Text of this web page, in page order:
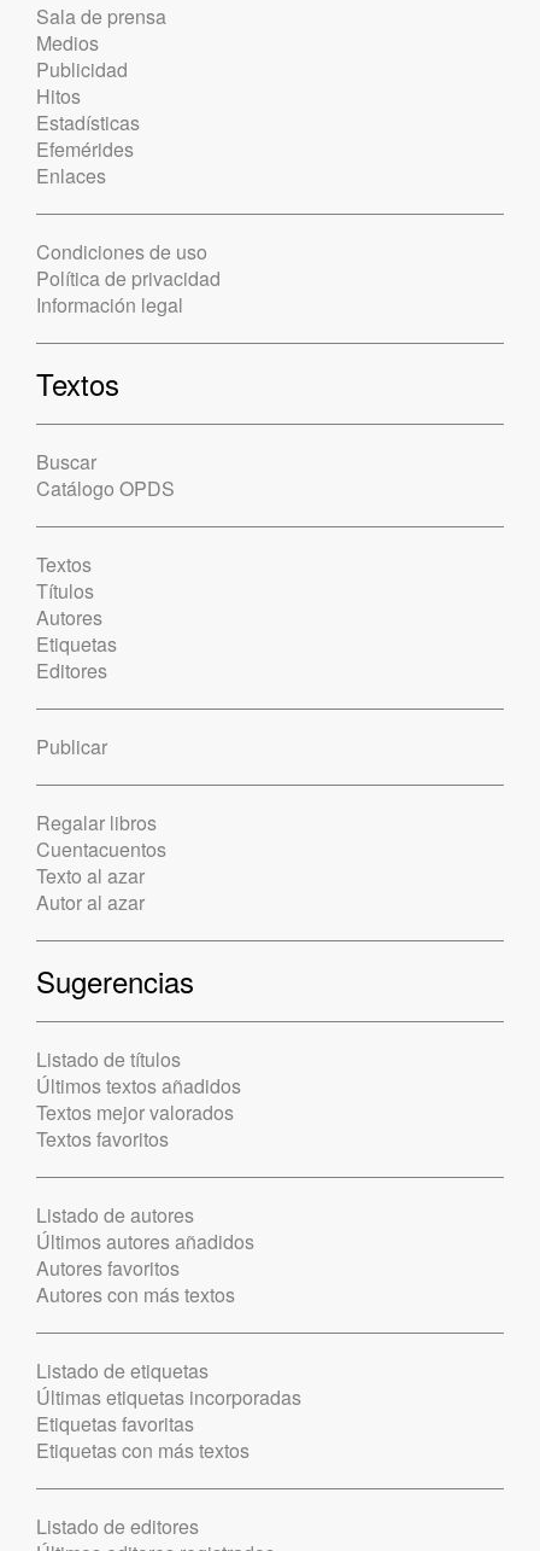
Sala de prensa
Medios
Publicidad
Hitos
Estadísticas
Efemérides
Enlaces
Condiciones de uso
Política de privacidad
Información legal
Textos
Buscar
Catálogo OPDS
Textos
Títulos
Autores
Etiquetas
Editores
Publicar
Regalar libros
Cuentacuentos
Texto al azar
Autor al azar
Sugerencias
Listado de títulos
Últimos textos añadidos
Textos mejor valorados
Textos favoritos
Listado de autores
Últimos autores añadidos
Autores favoritos
Autores con más textos
Listado de etiquetas
Últimas etiquetas incorporadas
Etiquetas favoritas
Etiquetas con más textos
Listado de editores